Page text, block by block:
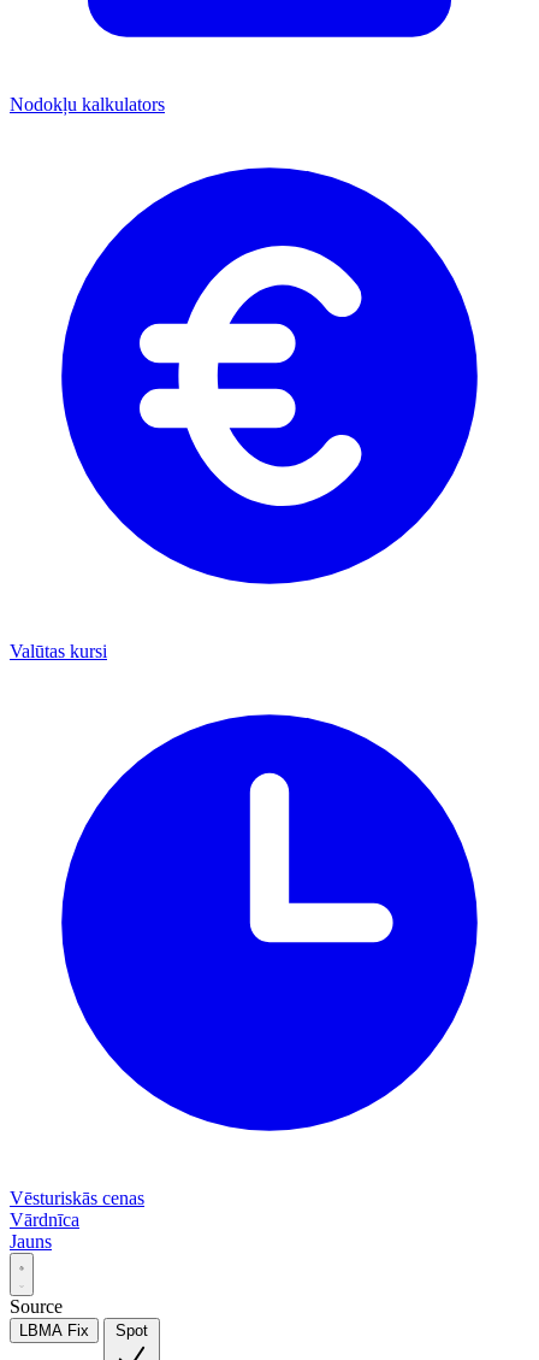
Nodokļu kalkulators
Valūtas kursi
Vēsturiskās cenas
Vārdnīca
Jauns
Source
LBMA Fix Spot